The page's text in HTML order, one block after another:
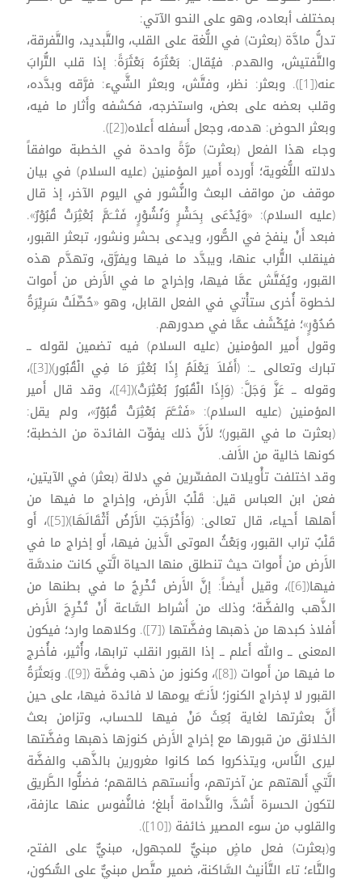
بمختلف أبعاده، وهو على النحو الآتي:
تدلُّ مادَّة (بعثرت) في اللُّغة على القلب، والتَّبديد، والتَّفرقة،
والتَّفتيش، والهدم. فيُقال: بَعْثَرَهُ بَعْثَرَةً: إذا قلب التُّرابَ
عنه([1]). وبعثر: نظر، وفتَّش، وبعثر الشَّيء: فرَّقه وبدَّده،
وقلب بعضه على بعض، واستخرجه، فكشفه وأَثار ما فيه،
وبعثر الحوض: هدمه، وجعل أَسفله أَعلاه([2]).
وجاء هذا الفعل (بعثرت) مرَّةً واحدة في الخطبة موافقاً
دلالته اللُّغوية؛ أَورده أَمير المؤمنين (عليه السلام) في بيان
موقف من مواقف البعث والنُّشور في اليوم الآخر، إذ قال
(عليه السلام): «وَيُدْعَى بِحَشْرٍ وَنُشُوْرٍ، فَثــَمَّ بُعْثِرَتْ قُبُوْرٌ».
فبعد أَنْ ينفخ في الصُّور، ويدعى بحشر ونشور، تبعثر القبور،
فينقلب التُّراب عنها، ويبدَّد ما فيها ويفرَّق، وتهدَّم هذه
القبور، ويُفَتَّش عمَّا فيها، وإخراج ما في الأَرض من أَموات
لخطوة أُخرى ستأْتي في الفعل القابل، وهو «حُصِّلَتْ سَرِيْرَةُ
صُدُوْرٍ»؛ فيُكْشَف عمَّا في صدورهم.
وقول أَمير المؤمنين (عليه السلام) فيه تضمين لقوله ــ
تبارك وتعالى ــ: (أَفَلاَ يَعْلَمُ إِذَا بُعْثِرَ مَا فِي الْقُبُور)([3])،
وقوله ــ عَزَّ وَجَلَّ: (وَإِذَا الْقُبُورُ بُعْثِرَتْ)([4])، وقد قال أَمير
المؤمنين (عليه السلام): «فَثــَّمَ بُعْثِرَتْ قُبُوْرٌ»، ولم يقل:
(بعثرت ما في القبور)؛ لأَنَّ ذلك يفوِّت الفائدة من الخطبة؛
كونها خالية من الأَلف.
وقد اختلفت تأْويلات المفسِّرين في دلالة (بعثر) في الآيتين،
فعن ابن العباس قيل: قَلْبُ الأَرض، وإخراج ما فيها من
أَهلها أَحياء، قال تعالى: (وَأَخْرَجَتِ الأَرْضُ أَثْقَالَهَا)([5])، أَو
قَلْبُ تراب القبور، وبَعْثُ الموتى الَّذين فيها، أَو إخراج ما في
الأَرض من أَموات حيث تنطلق منها الحياة الَّتي كانت مندسَّة
فيها([6])، وقيل أَيضاً: إنَّ الأَرض تُخْرِجُ ما في بطنها من
الذَّهب والفضَّة؛ وذلك من أَشراط السَّاعة أَنْ تُخْرِجَ الأَرض
أَفلاذ كبدها من ذهبها وفضَّتها ([7]). وكلاهما وارد؛ فيكون
المعنى ــ والله أَعلم ــ إذا القبور انقلب ترابها، وأُثير، فأُخرج
ما فيها من أَموات ([8])، وكنوز من ذهب وفضَّة ([9]). وبَعثَرَةُ
القبور لا لإخراج الكنوز؛ لأَنــَّه يومها لا فائدة فيها، على حين
أَنَّ بعثرتها لغاية بُعِثَ مَنْ فيها للحساب، وتزامن بعث
الخلائق من قبورها مع إخراج الأَرض كنوزها ذهبها وفضَّتها
ليرى النَّاس، ويتذكروا كما كانوا مغرورين بالذَّهب والفضَّة
الَّتي أَلهتهم عن آخرتهم، وأَنستهم خالقهم؛ فضلُّوا الطَّريق
لتكون الحسرة أَشدَّ، والنَّدامة أَبلغ؛ فالنُّفوس عنها عازفة،
والقلوب من سوء المصير خائفة ([10]).
و(بعثرت) فعل ماضٍ مبنيٌّ للمجهول، مبنيٌّ على الفتح،
والتَّاء؛ تاء التَّأنيث السَّاكنة، ضمير متَّصل مبنيٌّ على السُّكون،